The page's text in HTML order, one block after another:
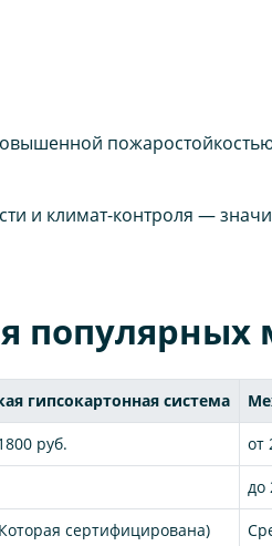
и климат-контроля —
популярных
гипсокартонная система
руб. от
до
сертифицирована)